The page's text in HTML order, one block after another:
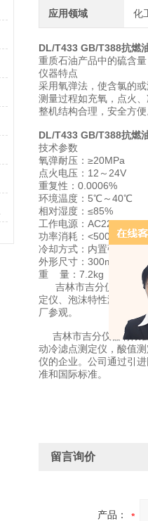
应用领域 化
DL/T433 GB/T388抗燃
重质石油产品中的硫含
仪器特点
采用氧弹法，使含氯的
测量过程如充氧，点火、
整机结构合理，安全方便
DL/T433 GB/T388抗燃
技术参数
氧弹耐压：≥20MPa
点火电压：12～24V
重复性：0.0006%
环境温度：5℃～40℃
相对湿度：≤85%
工作电源：
功率消耗：<500W
冷却方式：内置强力空气
外形尺寸：
重 量：7.2kg
吉林市吉分仪器有限公
定仪、泡沫特性测定仪
厂参观。
吉林市吉分仪器有限公
动冷滤点测定仪，酸值
仪的企业。公司通过引
准和国际标准。
留言询价
产品：